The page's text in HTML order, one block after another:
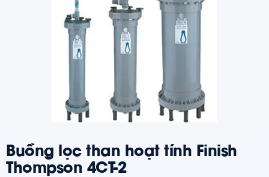
Buồng lọc than hoạt tính Finish
Thompson 4CT-2